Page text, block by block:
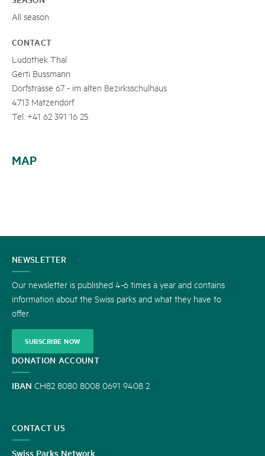
All season
CONTACT
Ludothek Thal
Gerti Bussmann
Dorfstrasse 67 - im alten Bezirksschulhaus
4713 Matzendorf
Tel. +41 62 391 16 25
MAP
CONTACT
US
NEWSLETTER
Our newsletter is published 4-6 times a year and contains
information about the Swiss parks and what they have to
offer.
SUBSCRIBE NOW
DONATION ACCOUNT
IBAN CH82 8080 8008 0691 9408 2
CONTACT US
Swiss Parks Network